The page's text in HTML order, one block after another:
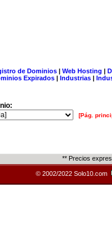
de Dominios| Web Hosting |
Expirados | Industrias |
[Pág.
** Precios
© 2002/2022 Solo10.com